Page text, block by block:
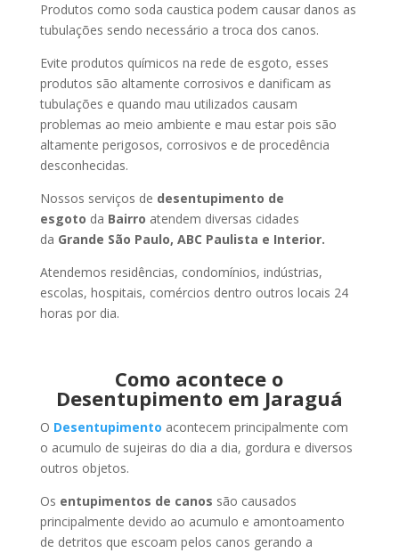
Produtos como soda caustica podem causar danos as
tubulações sendo necessário a troca dos canos.
Evite produtos químicos na rede de esgoto, esses
produtos são altamente corrosivos e danificam as
tubulações e quando mau utilizados causam
problemas ao meio ambiente e mau estar pois são
altamente perigosos, corrosivos e de procedência
desconhecidas.
Nossos serviços de desentupimento de
esgoto da Bairro atendem diversas cidades
da Grande São Paulo, ABC Paulista e Interior.
Atendemos residências, condomínios, indústrias,
escolas, hospitais, comércios dentro outros locais 24
horas por dia.
Como acontece o
Desentupimento em Jaraguá
O Desentupimento acontecem principalmente com
o acumulo de sujeiras do dia a dia, gordura e diversos
outros objetos.
Os entupimentos de canos são causados
principalmente devido ao acumulo e amontoamento
de detritos que escoam pelos canos gerando a